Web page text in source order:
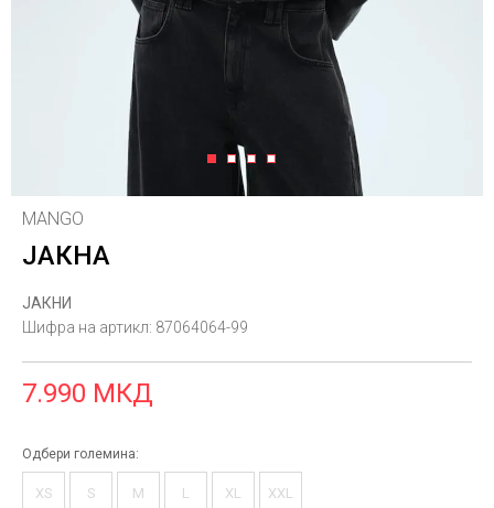
1 2 3 4
MANGO
ЈАКНА
ЈАКНИ
Шифра на артикл: 87064064-99
7.990 МКД
Одбери големина:
XS S M L XL XXL